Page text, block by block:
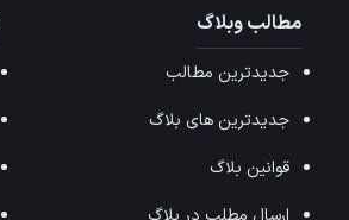
مطالب وبلاگ
جدیدترین مطالب
جدیدترین های بلاگ
قوانین بلاگ